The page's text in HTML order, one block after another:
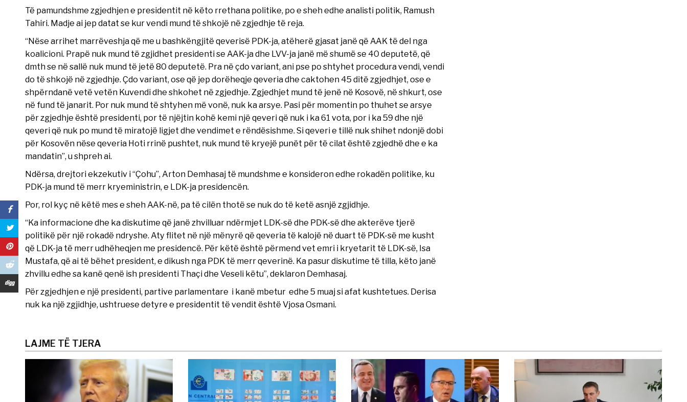
Të pamundshme zgjedhjen e presidentit në këto rrethana politike, po e sheh edhe analisti politik, Ramush
Tahiri. Madje ai jep datat se kur vendi mund të shkojë në zgjedhje të reja.
“Nëse arrihet marrëveshja që me u bashkëngjitë qeverisë PDK-ja, atëherë gjasat janë që AAK të del nga
koalicioni. Prapë nuk mund të zgjidhet presidenti se AAK-ja dhe LVV-ja janë më shumë se 40 deputetë, që
dmth se në sallë nuk mund të jetë 80 deputetë. Pra në çdo variant, ani pse po shtyhet procedura vendi, vendi
do të shkojë në zgjedhje. Çdo variant, ose që jep dorëheqje qeveria dhe caktohen 45 ditë zgjedhjet, ose e
shpërndanë vetë vetën Kuvendi dhe shkohet në zgjedhje. Zgjedhjet mund të jenë në Kosovë, në shkurt, ose
në fund të janarit. Por nuk mund të shtyhen më vonë, nuk ka arsye. Pasi për momentin po thuhet se arsye
për zgjedhje është presidenti, por të njëjtin kohë kemi një qeveri që nuk i ka 61 vota, por i ka 59 dhe një
qeveri që nuk po mund të miratojë ligjet dhe vendimet e rëndësishme. Si qeveri e tillë nuk shihet ndonjë dobi
për Kosovën nëse qeveria Hoti rrinë pushtet, nuk mund të kryejë punët për të cilat është zgjedhë dhe e ka
mandatin”, u shpreh ai.
Ndërsa, drejtori ekzekutiv i “Çohu”, Arton Demhasaj të mundshme e konsideron edhe rokadën politike, ku
PDK-ja mund të merr kryeministrin, e LDK-ja presidencën.
Por, rol kyç në këtë mes e sheh AAK-në, pa të cilën thotë se nuk do të ketë asnjë zgjidhje.
“Ka informacione dhe ka diskutime që janë zhvilluar ndërmjet LDK-së dhe PDK-së dhe akterëve tjerë
politikë për një rokadë ndryshe. Aty flitet në një mënyrë që qeveria të kalojë në duart të PDK-së me kusht
që LDK-ja të merr udhëheqjen me presidencë. Për këtë është përmend vet emri i kryetarit të LDK-së, Isa
Mustafa, që ai të bëhet president, e dikush nga PDK të merr qeverinë. Ka pasur diskutime të tilla, këto janë
zhvillu edhe sa kanë qenë ish presidenti Thaçi dhe Veseli këtu”, deklaron Demhasaj.
Për zgjedhjen e një presidenti, partive parlamentare i kanë mbetur edhe 5 muaj si afat kushtetues. Derisa
nuk ka një zgjidhje, ushtruese detyre e presidentit të vendit është Vjosa Osmani.
LAJME TË TJERA